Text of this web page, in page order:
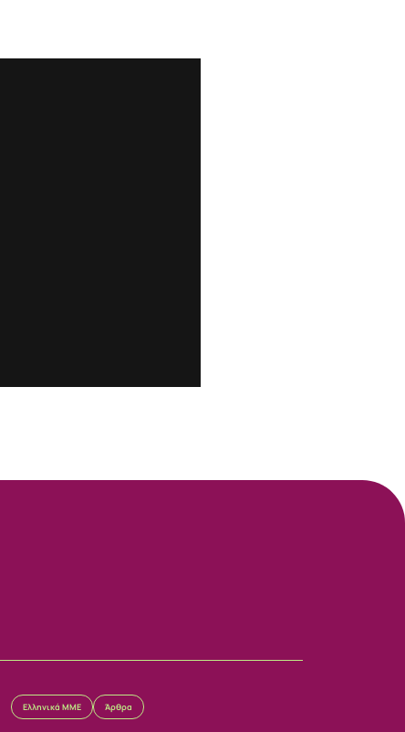
Ελληνικά ΜΜΕ Άρθρα